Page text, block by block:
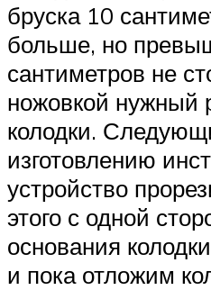
бруска 10
больше, но
сантиметров не
ножовкой нужный
колодки.
изготовлению
устройство
этого с одной
основания
и пока отложим